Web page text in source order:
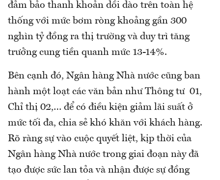
đảm bảo thanh khoản dồi dào trên toàn hệ
thống với mức bơm ròng khoảng gần 300
nghìn tỷ đồng ra thị trường và duy trì tăng
trưởng cung tiền quanh mức 13-14%.
Bên cạnh đó, Ngân hàng Nhà nước cũng ban
hành một loạt các văn bản như Thông tư 01,
Chỉ thị 02,… để có điều kiện giảm lãi suất ở
mức tối đa, chia sẻ khó khăn với khách hàng.
Rõ ràng sự vào cuộc quyết liệt, kịp thời của
Ngân hàng Nhà nước trong giai đoạn này đã
tạo được sức lan tỏa và nhận được sự đồng